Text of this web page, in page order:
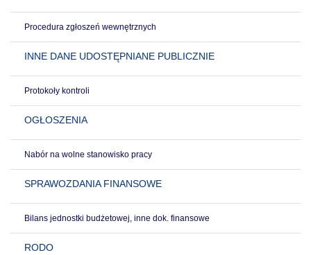
Procedura zgłoszeń wewnętrznych
INNE DANE UDOSTĘPNIANE PUBLICZNIE
Protokoły kontroli
OGŁOSZENIA
Nabór na wolne stanowisko pracy
SPRAWOZDANIA FINANSOWE
Bilans jednostki budżetowej, inne dok. finansowe
RODO